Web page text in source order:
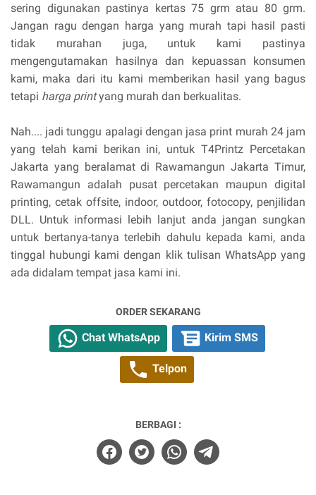
sering digunakan pastinya kertas 75 grm atau 80 grm.
Jangan ragu dengan harga yang murah tapi hasil pasti
tidak murahan juga, untuk kami pastinya
mengengutamakan hasilnya dan kepuassan konsumen
kami, maka dari itu kami memberikan hasil yang bagus
tetapi harga printyang murah dan berkualitas.
Nah.... jadi tunggu apalagi dengan jasa print murah 24 jam
yang telah kami berikan ini, untuk T4Printz Percetakan
Jakarta yang beralamat di Rawamangun Jakarta Timur,
Rawamangun adalah pusat percetakan maupun digital
printing, cetak offsite, indoor, outdoor, fotocopy, penjilidan
DLL. Untuk informasi lebih lanjut anda jangan sungkan
untuk bertanya-tanya terlebih dahulu kepada kami, anda
tinggal hubungi kami dengan klik tulisan WhatsApp yang
ada didalam tempat jasa kami ini.
ORDER SEKARANG
Chat WhatsApp Kirim SMS
Telpon
BERBAGI :